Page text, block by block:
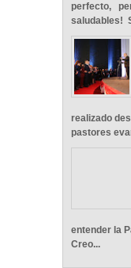
Pesar
04 Jun
En
04 Jun
perfecto,
saludables!
realizado
pastores
entender la